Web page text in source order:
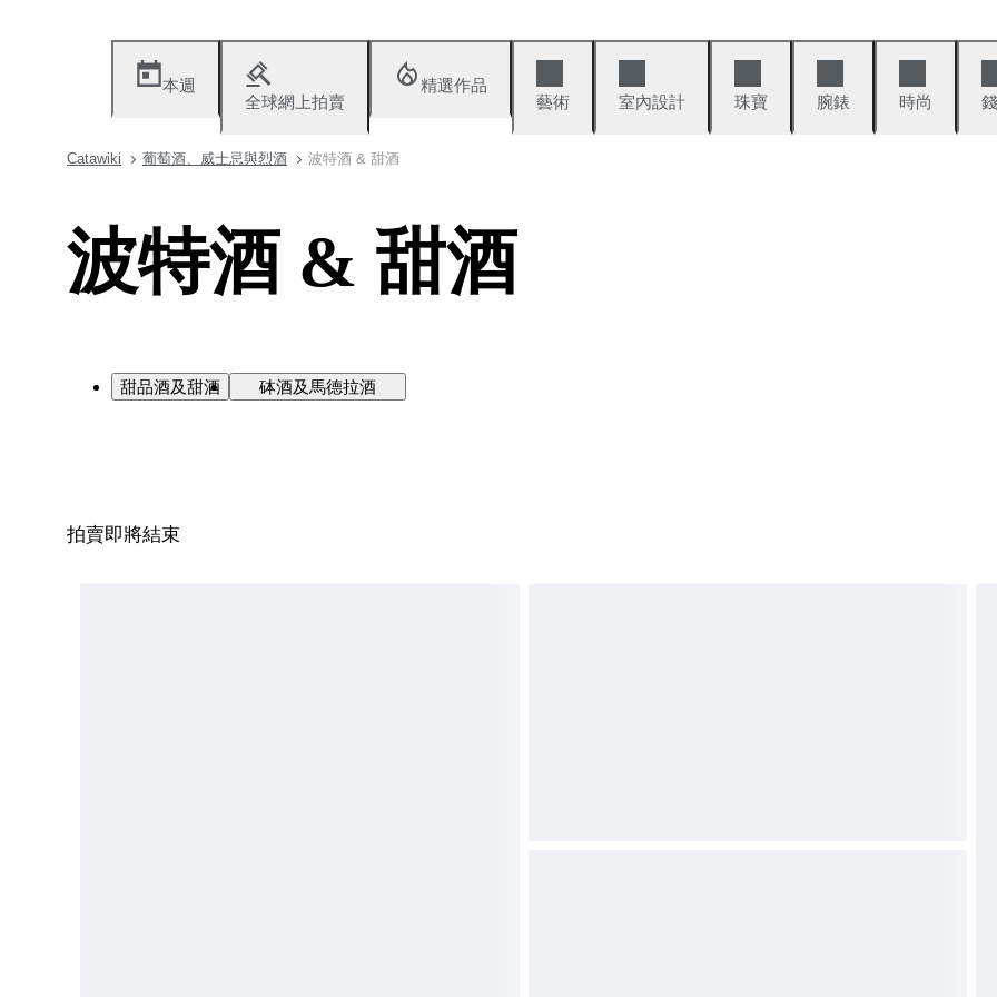
本週
全球網上拍賣
精選作品
藝術
室內設計 珠寶 腕錶 時尚
Catawiki 葡萄酒、威士忌與烈酒 波特酒 & 甜酒
波特酒 & 甜酒
甜品酒及甜酒 砵酒及馬德拉酒
拍賣即將結束